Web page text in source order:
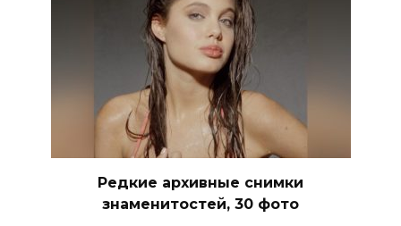
Редкие архивные снимки
знаменитостей, 30 фото